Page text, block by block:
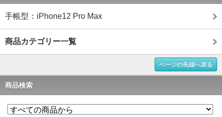
手帳型：iPhone12 Pro Max
商品カテゴリー一覧
ページの先頭へ戻る
商品検索